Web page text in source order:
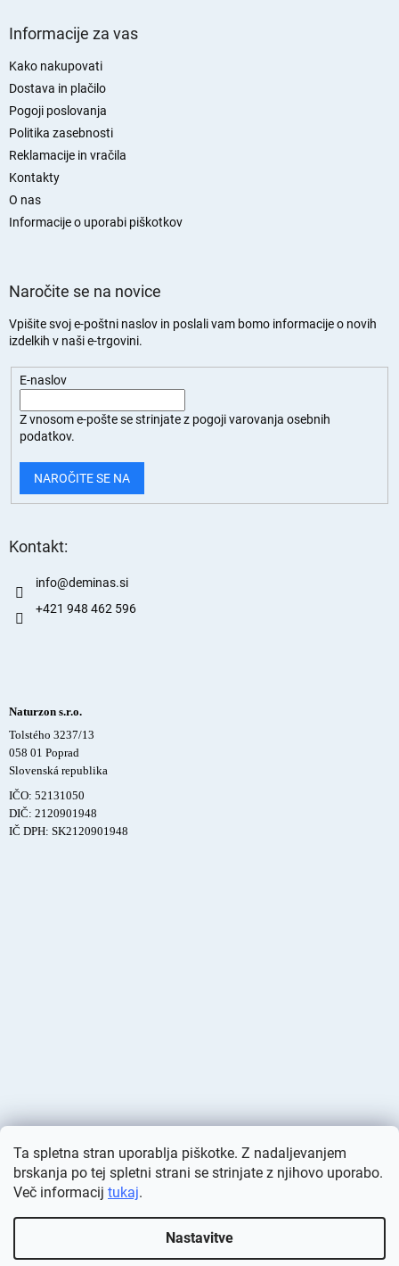
Ta spletna stran uporablja piškotke. Z nadaljevanjem
brskanja po tej spletni strani se strinjate z njihovo uporabo.
Več informacij tukaj.
Nastavitve
Informacije za vas
Kako nakupovati
Dostava in plačilo
Pogoji poslovanja
Politika zasebnosti
Reklamacije in vračila
Kontakty
O nas
Informacije o uporabi piškotkov
Naročite se na novice
Vpišite svoj e-poštni naslov in poslali vam bomo informacije o novih
izdelkih v naši e-trgovini.
E-naslov
Z vnosom e-pošte se strinjate z pogoji varovanja osebnih
podatkov.
NAROČITE SE NA
Kontakt:
info@deminas.si
+421 948 462 596
Naturzon s.r.o.
Tolstého 3237/13
058 01 Poprad
Slovenská republika
IČO: 52131050
DIČ: 2120901948
IČ DPH: SK2120901948